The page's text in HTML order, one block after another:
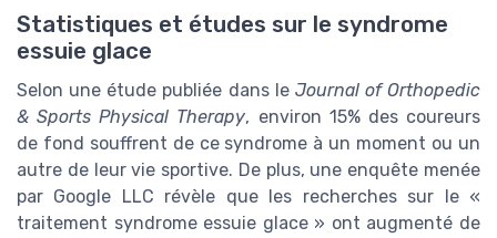
Statistiques et études sur le syndrome
essuie glace
Selon une étude publiée dans le Journal of Orthopedic
& Sports Physical Therapy, environ 15% des coureurs
de fond souffrent de ce syndrome à un moment ou un
autre de leur vie sportive. De plus, une enquête menée
par Google LLC révèle que les recherches sur le «
traitement syndrome essuie glace » ont augmenté de